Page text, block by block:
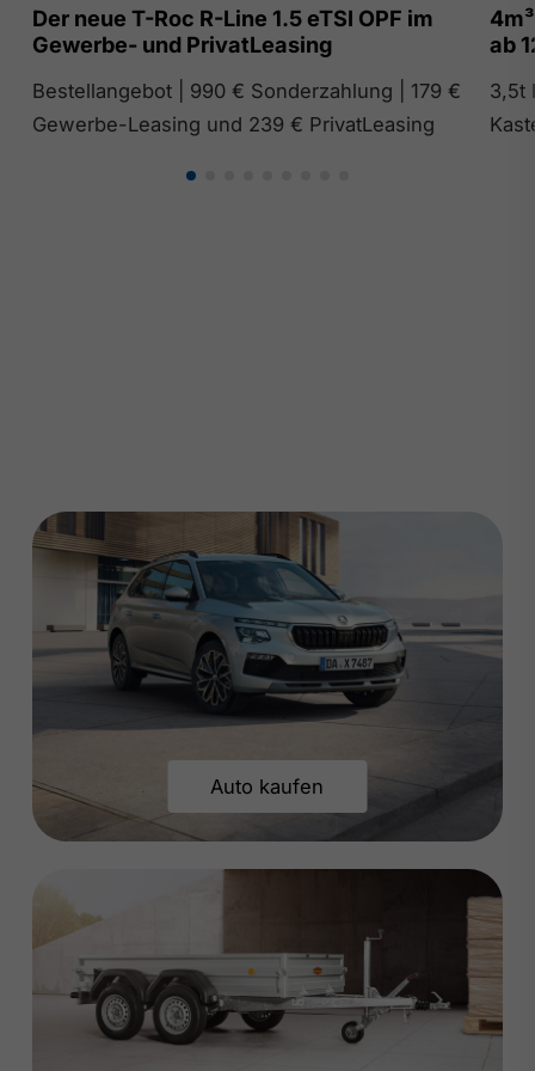
Der neue T-Roc R-Line 1.5 eTSI OPF im
Gewerbe- und PrivatLeasing
Bestellangebot | 990 € Sonderzahlung | 179 €
Gewerbe-Leasing und 239 € PrivatLeasing
ab
3,5t
Auto kaufen